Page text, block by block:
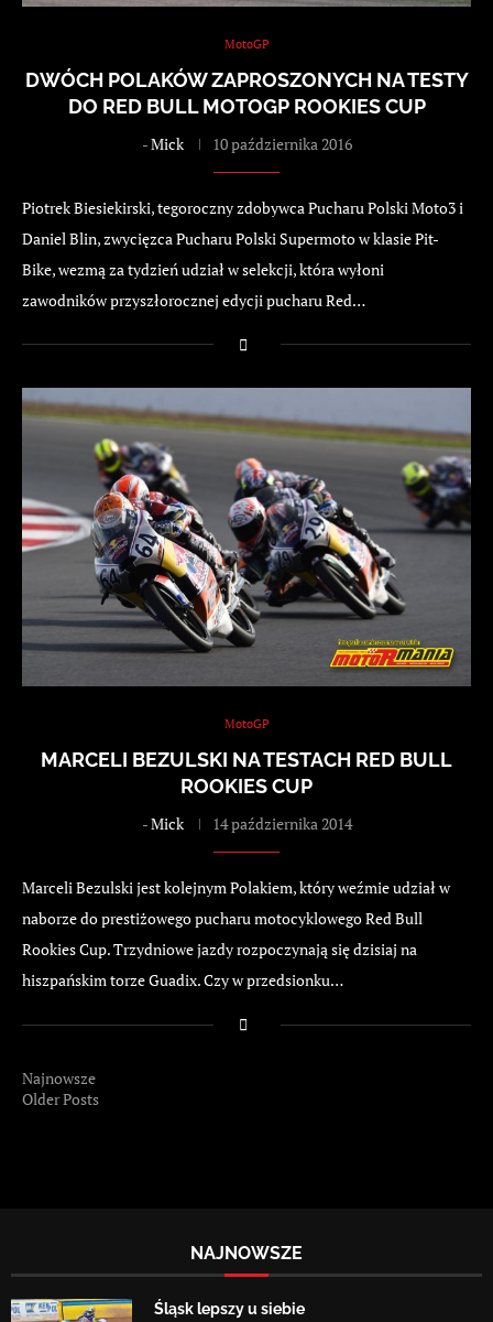
MotoGP
DWÓCH POLAKÓW ZAPROSZONYCH NA TESTY
DO RED BULL MOTOGP ROOKIES CUP
-Mick 10 października 2016
Piotrek Biesiekirski, tegoroczny zdobywca Pucharu Polski Moto3 i
Daniel Blin, zwycięzca Pucharu Polski Supermoto w klasie Pit-
Bike, wezmą za tydzień udział w selekcji, która wyłoni
zawodników przyszłorocznej edycji pucharu Red…
MotoGP
MARCELI BEZULSKI NA TESTACH RED BULL
ROOKIES CUP
-Mick 14 października 2014
Marceli Bezulski jest kolejnym Polakiem, który weźmie udział w
naborze do prestiżowego pucharu motocyklowego Red Bull
Rookies Cup. Trzydniowe jazdy rozpoczynają się dzisiaj na
hiszpańskim torze Guadix. Czy w przedsionku…
Najnowsze
Older Posts
NAJNOWSZE
Śląsk lepszy u siebie